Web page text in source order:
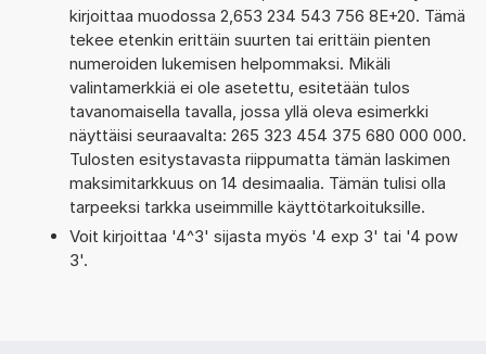
kirjoittaa muodossa 2,653 234 543 756 8E+20. Tämä
tekee etenkin erittäin suurten tai erittäin pienten
numeroiden lukemisen helpommaksi. Mikäli
valintamerkkiä ei ole asetettu, esitetään tulos
tavanomaisella tavalla, jossa yllä oleva esimerkki
näyttäisi seuraavalta: 265 323 454 375 680 000 000.
Tulosten esitystavasta riippumatta tämän laskimen
maksimitarkkuus on 14 desimaalia. Tämän tulisi olla
tarpeeksi tarkka useimmille käyttötarkoituksille.
Voit kirjoittaa '4^3' sijasta myös '4 exp 3' tai '4 pow
3'.